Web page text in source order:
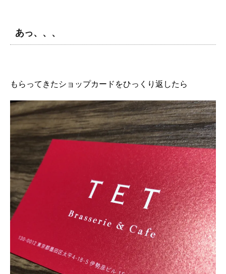
あっ、、、
もらってきたショップカードをひっくり返したら